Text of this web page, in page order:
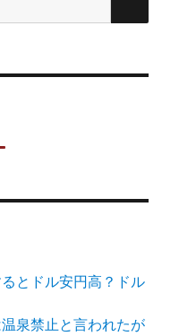
索
とドル安円高？ドル
泉禁止と言われたが